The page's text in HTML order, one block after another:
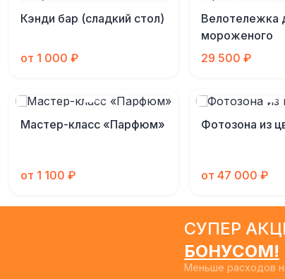
Кэнди бар (сладкий стол)
от 1 000 ₽
Велотележка
мороженого
29 500 ₽
Мастер-класс «Парфюм»
от 1 100 ₽
Фотозона из
от 47 000 ₽
СУПЕР
БОНУСОМ!
Меньше расходов